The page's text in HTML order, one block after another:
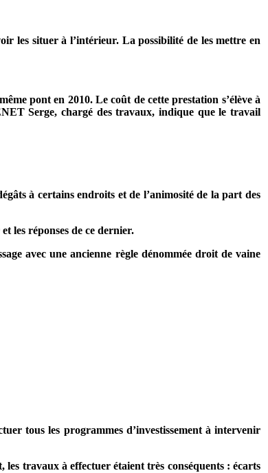
les situer à l’intérieur. La possibilité de les mettre en
pont en 2010. Le coût de cette prestation s’élève à
Serge, chargé des travaux, indique que le travail
à certains endroits et de l’animosité de la part des
les réponses de ce dernier.
avec une ancienne règle dénommée droit de vaine
tous les programmes d’investissement à intervenir
travaux à effectuer étaient très conséquents : écarts